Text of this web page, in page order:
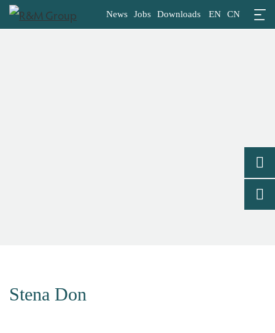
News Jobs Downloads EN CN
Stena Don